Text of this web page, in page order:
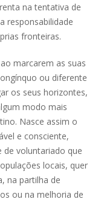
na tentativa de
responsabilidade
fronteiras.
marcarem as suas
ou diferente
os seus horizontes,
modo mais
Nasce assim o
e consciente,
voluntariado que
locais, quer
na partilha de
ou na melhoria de